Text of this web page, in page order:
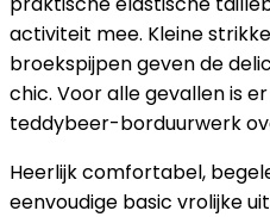
activiteit mee. Kleine
broekspijpen geven de
chic. Voor alle gevallen is
teddybeer-borduurwerk
Heerlijk comfortabel,
eenvoudige basic vrolijke